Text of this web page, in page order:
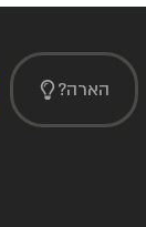
הארה?